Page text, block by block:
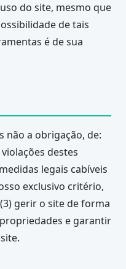
do site, mesmo que
de tais
é de sua
não a obrigação, de:
destes
legais cabíveis
exclusivo critério,
gerir o site de forma
e garantir